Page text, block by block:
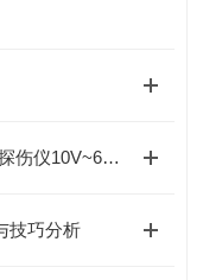
日本JP-Probe探头JPR-600C智能变频探伤仪10V~600V自适应，一机300种波形！
技巧分析